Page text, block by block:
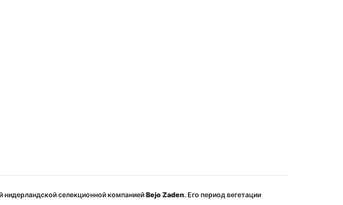
нидерландской селекционной компаниейBejo Zaden. Его период вегетации